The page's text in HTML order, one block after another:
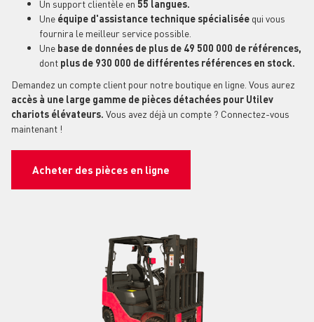
Un support clientèle en 55 langues.
Une équipe d'assistance technique spécialisée qui vous
fournira le meilleur service possible.
Une base de données de plus de 49 500 000 de références,
dont plus de 930 000 de différentes références en stock.
Demandez un compte client pour notre boutique en ligne. Vous aurez
accès à une large gamme de pièces détachées pour Utilev
chariots élévateurs. Vous avez déjà un compte ? Connectez-vous
maintenant !
Acheter des pièces en ligne